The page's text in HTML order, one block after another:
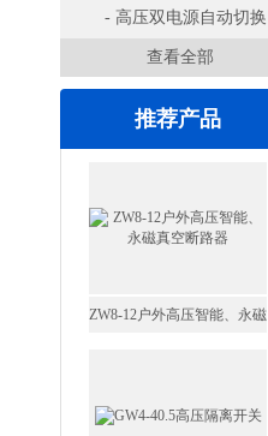
- 高压双电源自动切换
查看全部
推荐产品